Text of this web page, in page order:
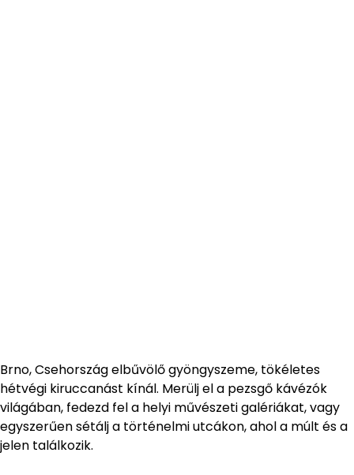
Brno, Csehország elbűvölő gyöngyszeme, tökéletes
hétvégi kiruccanást kínál. Merülj el a pezsgő kávézók
világában, fedezd fel a helyi művészeti galériákat, vagy
egyszerűen sétálj a történelmi utcákon, ahol a múlt és a
jelen találkozik.